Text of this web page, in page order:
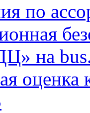
по
на
оценка